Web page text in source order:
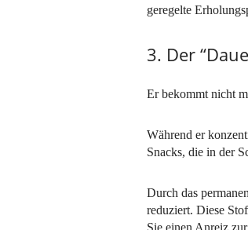
geregelte
3. Der
Er bekommt nicht
Während er
Snacks, die in der
Durch das
reduziert. Diese
Sie einen Anreiz